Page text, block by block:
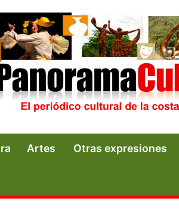
Artes Otras expresiones